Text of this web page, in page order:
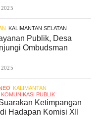
KALIMANTAN SELATAN
Publik, Desa
Ombudsman
KALIMANTAN
KOMUNIKASI PUBLIK
Ketimpangan
Hadapan Komisi XII